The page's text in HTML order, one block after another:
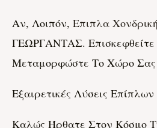
Αν, Λοιπόν, Επιπλα Χονδρική
ΓΕΩΡΓΑΝΤΑΣ.
Μεταμορφώστε Το Χώρο Σας
Εξαιρετικές Λύσεις
Καλώς Ήρθατε Στον Κόσμο